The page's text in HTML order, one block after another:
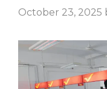
October 23, 2025